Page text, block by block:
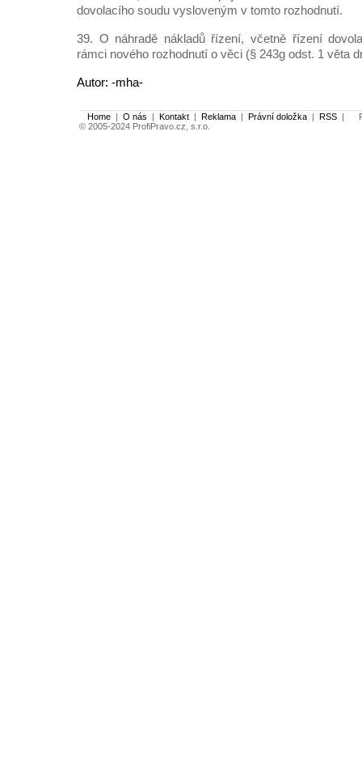
dovolacího soudu vysloveným v tomto rozhodnutí.
39. O náhradě nákladů řízení, včetně řízení
rámci nového rozhodnutí o věci (§ 243g odst. 1 věta
Autor: -mha-
Home | O nás | Kontakt | Reklama | Právní doložka | RSS |
© 2005-2024 ProfiPravo.cz, s.r.o.